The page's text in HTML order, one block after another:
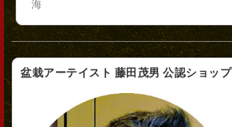
海
盆栽アーテイスト 藤田茂男 公認ショップ